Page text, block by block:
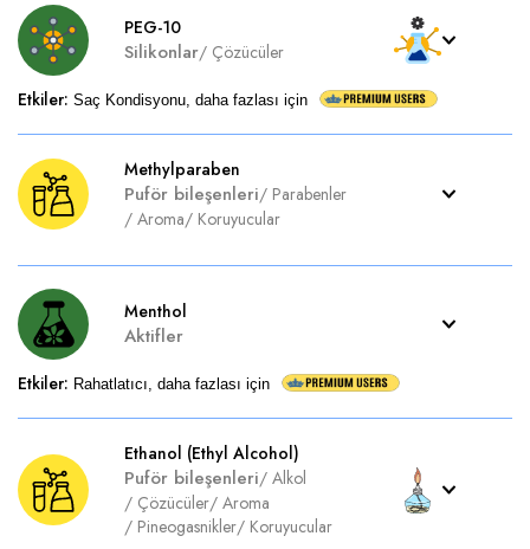
PEG-10
Silikonlar/ Çözücüler
Etkiler: Saç Kondisyonu, daha fazlası için
Methylparaben
Puför bileşenleri/ Parabenler
/ Aroma/ Koruyucular
Menthol
Aktifler
Etkiler: Rahatlatıcı, daha fazlası için
Ethanol (Ethyl Alcohol)
Puför bileşenleri/ Alkol
/ Çözücüler/ Aroma
/ Pineogasnikler/ Koruyucular